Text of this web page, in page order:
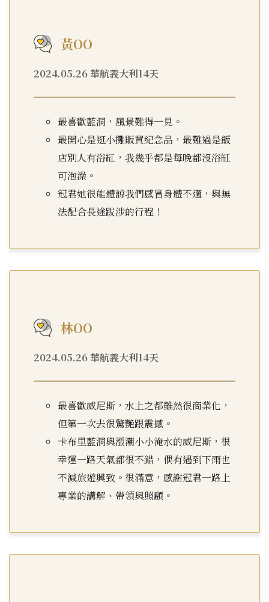
黃OO
2024.05.26 華航義大利14天
最喜歡藍洞，風景難得一見。
最開心是逛小攤販買紀念品，最難過是飯
店別人有浴缸，我幾乎都是每晚都沒浴缸
可泡澡。
冠君她很能體諒我們感冒身體不適，與無
法配合長途跋涉的行程！
林OO
2024.05.26 華航義大利14天
最喜歡威尼斯，水上之都雖然很商業化，
但第一次去很驚艷跟震撼。
卡布里藍洞與漲潮小小淹水的威尼斯，很
幸運一路天氣都很不錯，偶有遇到下雨也
不減旅遊興致。很滿意，感謝冠君一路上
專業的講解、帶領與照顧。